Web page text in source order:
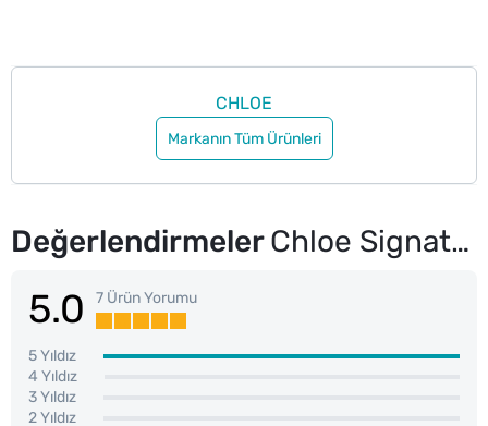
CHLOE
Markanın Tüm Ürünleri
DeğerlendirmelerChloe Signature Kadın Parfüm EDP 75 ml
5.0 7 Ürün Yorumu
5 Yıldız
4 Yıldız
3 Yıldız
2 Yıldız